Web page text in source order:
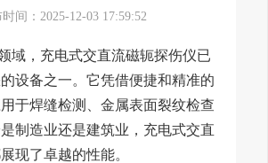
间：2025-12-03 17:59:52
域，充电式交直流磁轭探伤仪已
设备之一。它凭借便捷和精准的
于焊缝检测、金属表面裂纹检查
制造业还是建筑业，充电式交直
现了卓越的性能。